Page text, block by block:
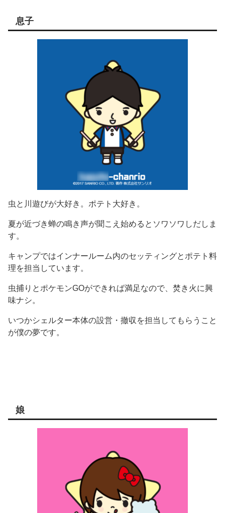
息子
虫と川遊びが大好き。ポテト大好き。
夏が近づき蝉の鳴き声が聞こえ始めるとソワソワしだしま
す。
キャンプではインナールーム内のセッティングとポテト料
理を担当しています。
虫捕りとポケモンGOができれば満足なので、焚き火に興
味ナシ。
いつかシェルター本体の設営・撤収を担当してもらうこと
が僕の夢です。
娘